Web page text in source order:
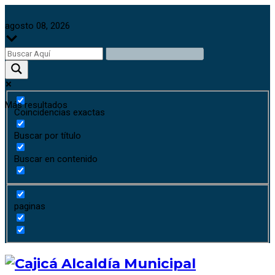
agosto 08, 2026
Más resultados
Coincidencias exactas
Buscar por título
Buscar en contenido
paginas